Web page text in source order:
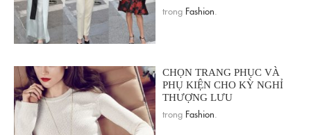
trong Fashion
CHỌN TRANG PHỤC VÀ
PHỤ KIỆN CHO KỲ NGHỈ
THƯỢNG LƯU
trong Fashion